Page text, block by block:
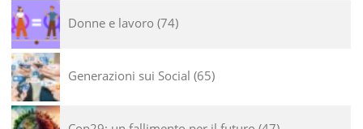
Donne e lavoro 74
Generazioni sui Social 65